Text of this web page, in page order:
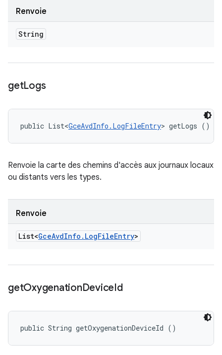
Renvoie
String
getLogs
public List<GceAvdInfo.LogFileEntry> getLogs ()
Renvoie la carte des chemins d'accès aux journaux locaux
ou distants vers les types.
Renvoie
List<GceAvdInfo . LogFileEntry>
getOxygenationDeviceId
public String getOxygenationDeviceId ()